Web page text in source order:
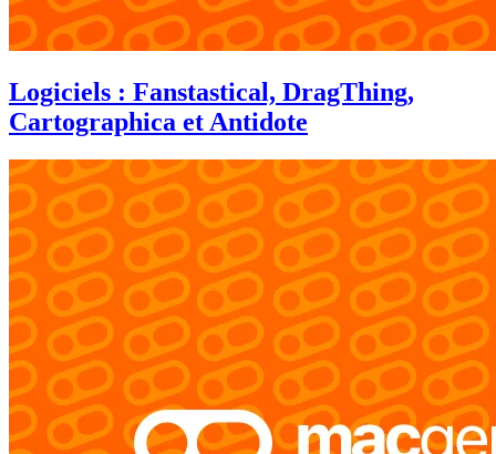
Logiciels : Fanstastical, DragThing,
Cartographica et Antidote